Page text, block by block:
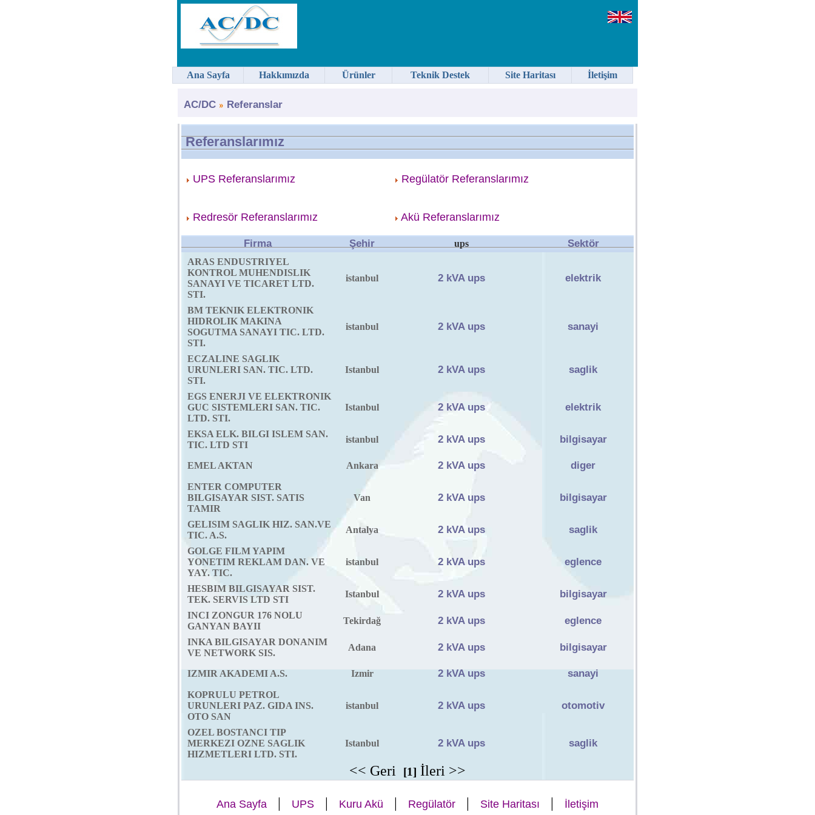
AC/DC Referanslar
Referanslarımız
UPS Referanslarımız Regülatör Referanslarımız
Redresör Referanslarımız Akü Referanslarımız
Firma Şehir ups Sektör
ARAS ENDUSTRIYEL
KONTROL MUHENDISLIK
SANAYI VE TICARET LTD.
STI.
istanbul 2 kVA ups elektrik
BM TEKNIK ELEKTRONIK
HIDROLIK MAKINA
SOGUTMA SANAYI TIC. LTD.
STI.
istanbul 2 kVA ups sanayi
ECZALINE SAGLIK
URUNLERI SAN. TIC. LTD.
STI.
Istanbul 2 kVA ups saglik
EGS ENERJI VE ELEKTRONIK
GUC SISTEMLERI SAN. TIC.
LTD. STI.
Istanbul 2 kVA ups elektrik
EKSA ELK. BILGI ISLEM SAN.
TIC. LTD STI
istanbul 2 kVA ups bilgisayar
EMEL AKTAN Ankara 2 kVA ups diger
ENTER COMPUTER
BILGISAYAR SIST. SATIS
TAMIR
Van 2 kVA ups bilgisayar
GELISIM SAGLIK HIZ. SAN.VE
TIC. A.S.
Antalya 2 kVA ups saglik
GOLGE FILM YAPIM
YONETIM REKLAM DAN. VE
YAY. TIC.
istanbul 2 kVA ups eglence
HESBIM BILGISAYAR SIST.
TEK. SERVIS LTD STI
Istanbul 2 kVA ups bilgisayar
INCI ZONGUR 176 NOLU
GANYAN BAYII
Tekirdağ 2 kVA ups eglence
INKA BILGISAYAR DONANIM
VE NETWORK SIS.
Adana 2 kVA ups bilgisayar
IZMIR AKADEMI A.S. Izmir 2 kVA ups sanayi
KOPRULU PETROL
URUNLERI PAZ. GIDA INS.
OTO SAN
istanbul 2 kVA ups otomotiv
OZEL BOSTANCI TIP
MERKEZI OZNE SAGLIK
HIZMETLERI LTD. STI.
Istanbul 2 kVA ups saglik
<< Geri [1] İleri >>
Ana Sayfa | UPS | Kuru Akü | Regülatör | Site Haritası | İletişim
Ana Sayfa Hakkımızda Ürünler Teknik Destek Site Haritası İletişim